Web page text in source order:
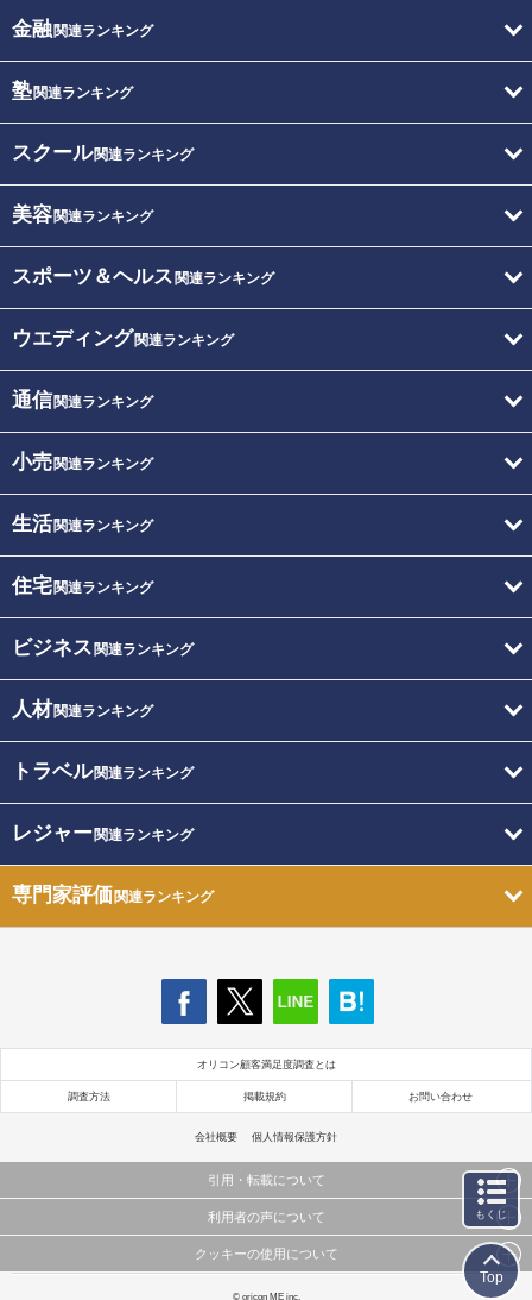
金融関連ランキング
塾関連ランキング
スクール関連ランキング
美容関連ランキング
スポーツ＆ヘルス 関連ランキング
ウエディング関連ランキング
通信関連ランキング
小売関連ランキング
生活関連ランキング
住宅関連ランキング
ビジネス 関連ランキング
人材関連ランキング
トラベル関連ランキング
レジャー関連ランキング
専門家評価関連ランキング
オリコン顧客満足度調査とは
調査方法 掲載規約 お問い合わせ
会社概要 個人情報保護方針
引用・転載について
当サイトで公開されている情報（文字、写真、イラスト、画像データ等）及びこれらの配置・
これらの情報を権利者の許可なく無断転載・複製などの二次利用を行うことは固く禁じており
利用者の声について
当サイトに掲載している内容はすべてサービスの利用者が提出された見解・感想です。
クッキーの使用について
このサイトでは Cookie を使用して、ユーザーに合わせたコンテンツや広告の表示、ソーシャル
© oricon ME inc.
もくじ
Top